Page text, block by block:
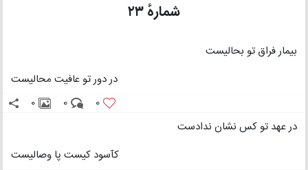
شمارهٔ ۲۳
بیمار فراق تو بحالیست
در دور تو عافیت محالیست
0
0
0
در عهد تو کس نشان ندادست
کآسود کیست پا وصالیست